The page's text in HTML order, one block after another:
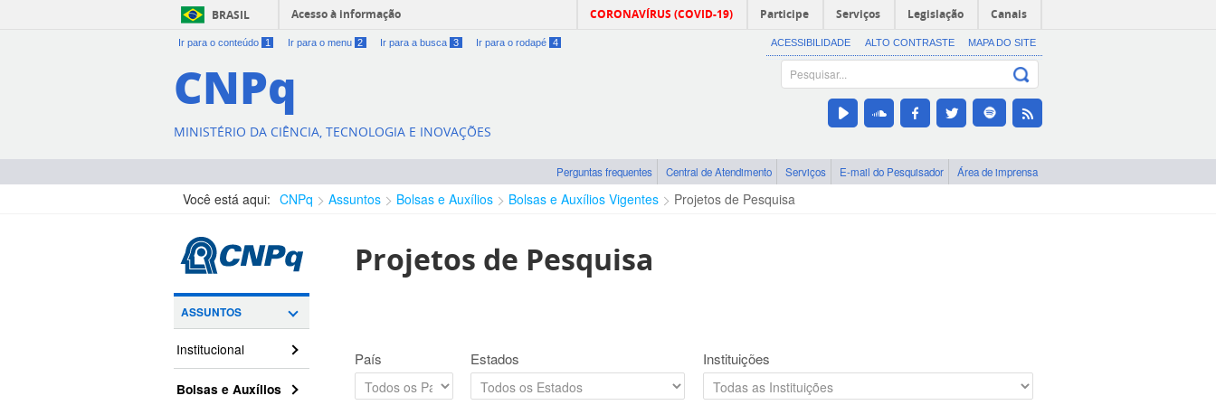
BRASIL Acesso à informação CORONAVÍRUS (COVID-19) Participe Serviços Legislação Canais
Ir para o conteúdo 1 Ir para o menu 2 Ir para a busca 3 Ir para o rodapé 4 ACESSIBILIDADE ALTO CONTRASTE MAPA DO SITE
CNPq
MINISTÉRIO DA CIÊNCIA, TECNOLOGIA E INOVAÇÕES
Perguntas frequentes Central de Atendimento Serviços E-mail do Pesquisador Área de imprensa
Você está aqui: CNPq Assuntos Bolsas e Auxílios Bolsas e Auxílios Vigentes Projetos de Pesquisa
ASSUNTOS
Institucional
Bolsas e Auxílios
Projetos de Pesquisa
País Estados Instituições